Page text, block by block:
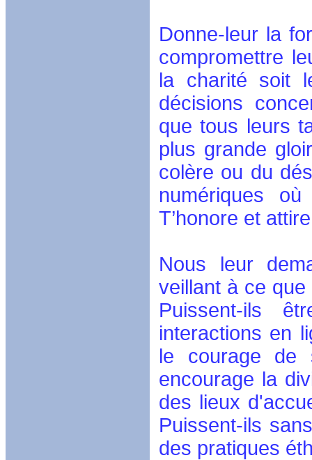
Donne-leur la
compromettre
la charité soit
décisions
que tous leurs
plus grande
colère ou du
numériques
T’honore et
Nous leur
veillant à ce
Puissent-ils
interactions en
le courage de
encourage la
des lieux
Puissent-ils
des pratiques